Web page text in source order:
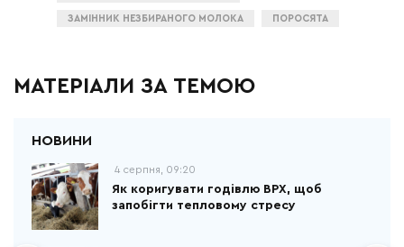
ЗАМІННИК НЕЗБИРАНОГО МОЛОКА ПОРОСЯТА
МАТЕРІАЛИ ЗА ТЕМОЮ
4 серпня, 09:20
Як коригувати годівлю ВРХ, щоб
запобігти тепловому стресу